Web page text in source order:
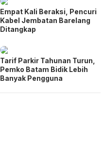
Empat Kali Beraksi, Pencuri
Kabel Jembatan Barelang
Ditangkap
Tarif Parkir Tahunan Turun,
Pemko Batam Bidik Lebih
Banyak Pengguna